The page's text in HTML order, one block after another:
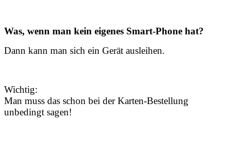
Was, wenn man kein eigenes Smart-Phone hat?
Dann kann man sich ein Gerät ausleihen.
Wichtig:
Man muss das schon bei der Karten-Bestellung
unbedingt sagen!